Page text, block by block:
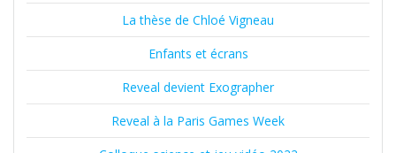
La thèse de Chloé Vigneau
Enfants et écrans
Reveal devient Exographer
Reveal à la Paris Games Week